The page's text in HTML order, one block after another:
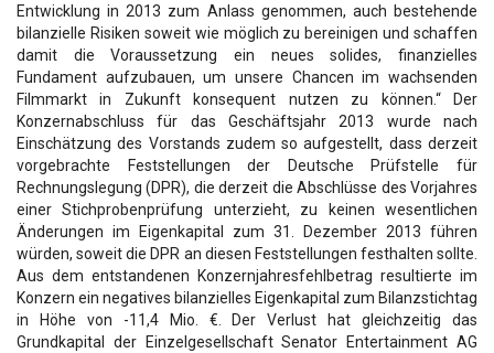
Entwicklung in 2013 zum Anlass genommen, auch bestehende
bilanzielle Risiken soweit wie möglich zu bereinigen und schaffen
damit die Voraussetzung ein neues solides, finanzielles
Fundament aufzubauen, um unsere Chancen im wachsenden
Filmmarkt in Zukunft konsequent nutzen zu können.“ Der
Konzernabschluss für das Geschäftsjahr 2013 wurde nach
Einschätzung des Vorstands zudem so aufgestellt, dass derzeit
vorgebrachte Feststellungen der Deutsche Prüfstelle für
Rechnungslegung (DPR), die derzeit die Abschlüsse des Vorjahres
einer Stichprobenprüfung unterzieht, zu keinen wesentlichen
Änderungen im Eigenkapital zum 31. Dezember 2013 führen
würden, soweit die DPR an diesen Feststellungen festhalten sollte.
Aus dem entstandenen Konzernjahresfehlbetrag resultierte im
Konzern ein negatives bilanzielles Eigenkapital zum Bilanzstichtag
in Höhe von -11,4 Mio. €. Der Verlust hat gleichzeitig das
Grundkapital der Einzelgesellschaft Senator Entertainment AG